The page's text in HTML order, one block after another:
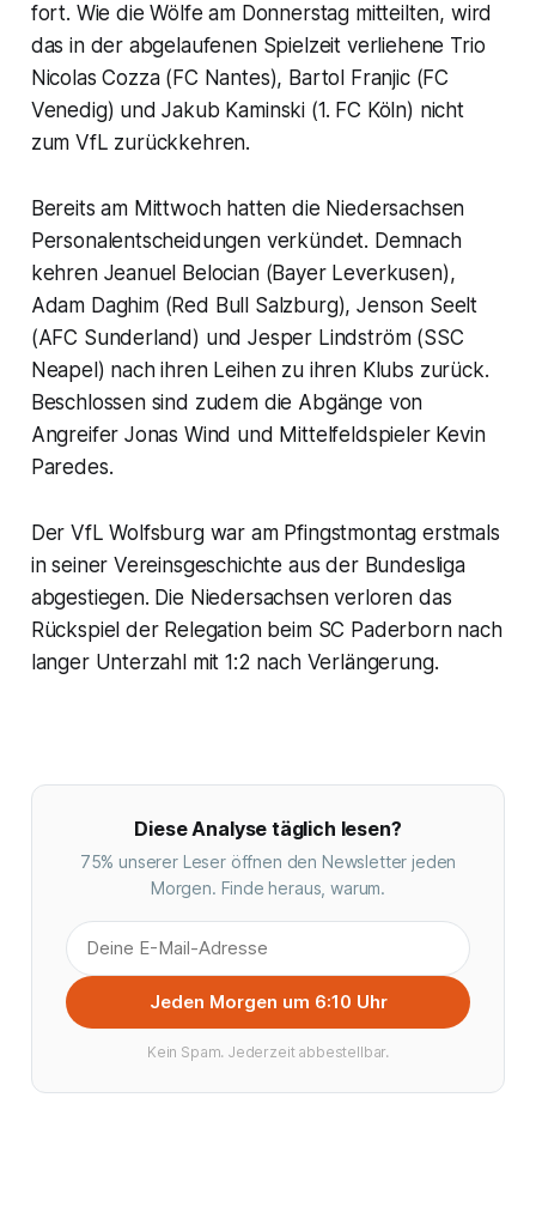
fort. Wie die Wölfe am Donnerstag mitteilten, wird
das in der abgelaufenen Spielzeit verliehene Trio
Nicolas Cozza (FC Nantes), Bartol Franjic (FC
Venedig) und Jakub Kaminski (1. FC Köln) nicht
zum VfL zurückkehren.
Bereits am Mittwoch hatten die Niedersachsen
Personalentscheidungen verkündet. Demnach
kehren Jeanuel Belocian (Bayer Leverkusen),
Adam Daghim (Red Bull Salzburg), Jenson Seelt
(AFC Sunderland) und Jesper Lindström (SSC
Neapel) nach ihren Leihen zu ihren Klubs zurück.
Beschlossen sind zudem die Abgänge von
Angreifer Jonas Wind und Mittelfeldspieler Kevin
Paredes.
Der VfL Wolfsburg war am Pfingstmontag erstmals
in seiner Vereinsgeschichte aus der Bundesliga
abgestiegen. Die Niedersachsen verloren das
Rückspiel der Relegation beim SC Paderborn nach
langer Unterzahl mit 1:2 nach Verlängerung.
Diese Analyse täglich lesen?
75% unserer Leser öffnen den Newsletter jeden
Morgen. Finde heraus, warum.
Jeden Morgen um 6:10 Uhr
Kein Spam. Jederzeit abbestellbar.